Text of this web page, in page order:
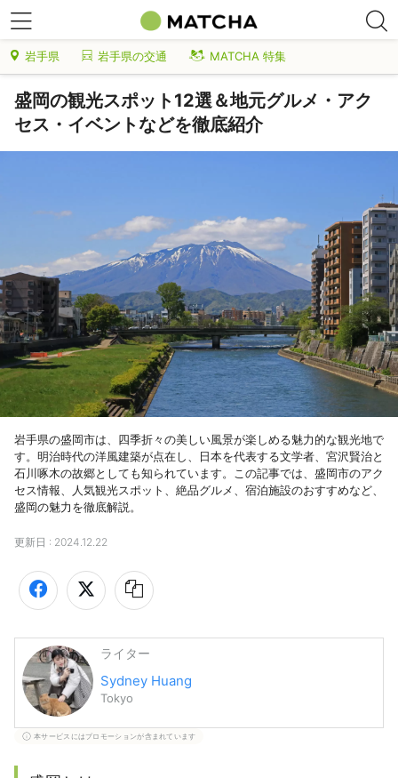
岩手県 岩手県の交通 MATCHA 特集
盛岡の観光スポット12選＆地元グルメ・アク
セス・イベントなどを徹底紹介
岩手県の盛岡市は、四季折々の美しい風景が楽しめる魅力的な観光地で
す。明治時代の洋風建築が点在し、日本を代表する文学者、宮沢賢治と
石川啄木の故郷としても知られています。この記事では、盛岡市のアク
セス情報、人気観光スポット、絶品グルメ、宿泊施設のおすすめなど、
盛岡の魅力を徹底解説。
更新日 : 2024.12.22
ライター
Sydney Huang
Tokyo
本サービスにはプロモーションが含まれています